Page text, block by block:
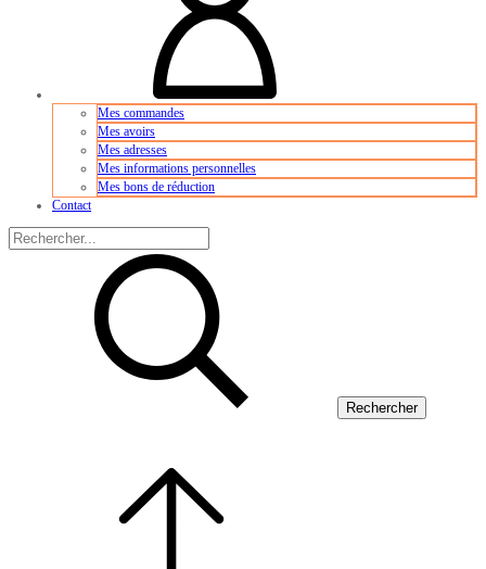
Mes commandes
Mes avoirs
Mes adresses
Mes informations personnelles
Mes bons de réduction
Contact
Rechercher